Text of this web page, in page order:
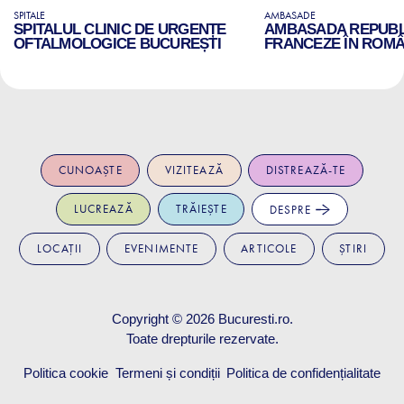
SPITALE
SPITALUL CLINIC DE URGENȚE
OFTALMOLOGICE BUCUREȘTI
AMBASADE
AMBASADA
FRANCEZE ÎN
CUNOAȘTE VIZITEAZĂ DISTREAZĂ-TE
LUCREAZĂ TRĂIEȘTE DESPRE
LOCAȚII EVENIMENTE ARTICOLE ȘTIRI
Copyright © 2026 Bucuresti.ro.
Toate drepturile rezervate.
Politica cookie Termeni și condiții Politica de confidențialitate